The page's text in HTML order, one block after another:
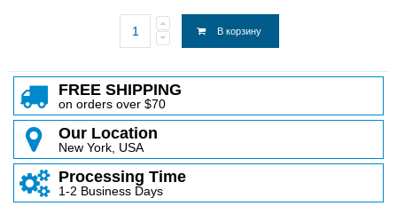
В корзину
FREE SHIPPING
on orders over $70
Our Location
New York, USA
Processing Time
1-2 Business Days